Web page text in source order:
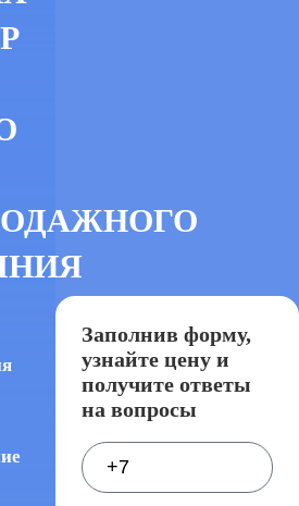
Заполнив форму,
узнайте цену и
получите ответы
на вопросы